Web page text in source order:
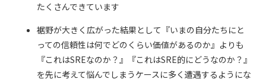
たくさんできています
裾野が大きく広がった結果として『いまの自分たちにと
っての信頼性は何でどのくらい価値があるのか』よりも
『これはSREなのか？』『これはSRE的にどうなのか？』
を先に考えて悩んでしまうケースに多く遭遇するようにな